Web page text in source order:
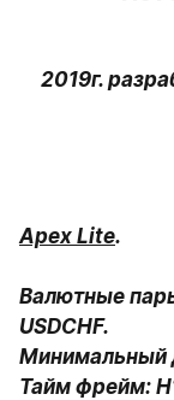
2019г.
Apex Lite.
Валютные
USDCHF.
Минимальный
Тайм фрейм: